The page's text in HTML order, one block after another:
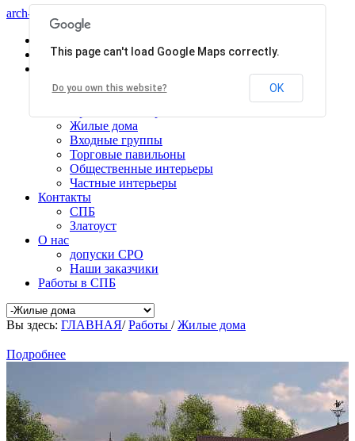
arch-centr
Услуги
Общественные здания
Производственные здания
Жилые дома
Входные группы
Торговые павильоны
Общественные интерьеры
Частные интерьеры
Контакты
СПБ
Златоуст
О нас
допуски СРО
Наши заказчики
Работы в СПБ
Вы здесь: ГЛАВНАЯ/Работы /Жилые дома
Подробнее
This page can't load Google Maps correctly.
Do you own this website? OK